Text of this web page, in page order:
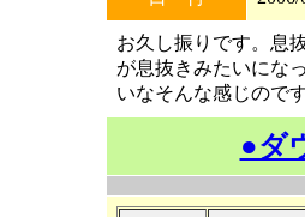
お久し振りです。息
が息抜きみたいにな
いなそんな感じので
●ダ